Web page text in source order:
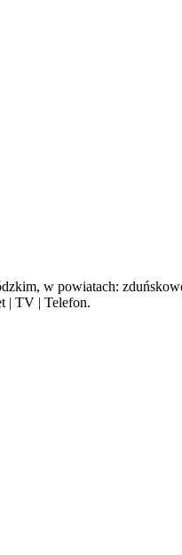
w powiatach:
| TV | Telefon.